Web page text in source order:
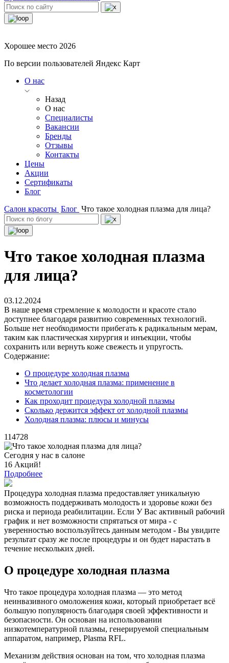
Хорошее место 2026
По версии пользователей Яндекс Карт
О нас
Назад
О нас
Специалисты
Вакансии
Бренды
Отзывы
Контакты
Цены
Акции
Сертификаты
Блог
Салон красоты Блог Что такое холодная плазма для лица?
Что такое холодная плазма
для лица?
03.12.2024
В наше время стремление к молодости и красоте стало
доступнее благодаря развитию современных технологий.
Больше нет необходимости прибегать к радикальным мерам,
таким как пластическая хирургия и инъекции, чтобы
сохранить или вернуть коже свежесть и упругость.
Содержание:
О процедуре холодная плазма
Что делает холодная плазма: применение в
косметологии
Как проходит процедура холодной плазмы
Сколько держится эффект от холодной плазмы
Холодная плазма: плюсы и минусы
114728
Сегодня у нас в салоне
16 Акций!
Подробнее
Процедура холодная плазма предоставляет уникальную
возможность поддерживать молодость и здоровье кожи без
риска и периода реабилитации. Если У Вас активный рабочий
график и нет возможности спрятаться от мира - с
уверенностью воспользуйтесь данным методом - Вы увидите
результат сразу же после процедуры и он будет нарастать в
течение нескольких дней.
О процедуре холодная плазма
Что такое процедура холодная плазма — это метод
неинвазивного омоложения кожи, который приобретает всё
большую популярность благодаря своей эффективности и
безопасности. Он основан на использовании
низкотемпературной плазмы, генерируемой специальным
аппаратом, например, Plasma RFL.
Механизм действия основан на том, что холодная плазма